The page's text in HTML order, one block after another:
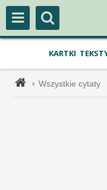
KARTKI
Wszystkie cytaty